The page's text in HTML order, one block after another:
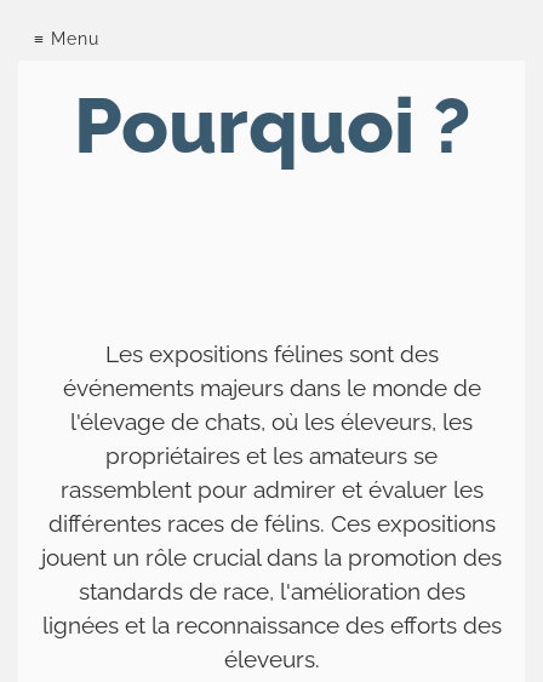
Chatterie
chats
expositions
Actualités
Le
Menu
Pourquoi ?
Les expositions félines sont des
événements majeurs dans le monde de
l'élevage de chats, où les éleveurs, les
propriétaires et les amateurs se
rassemblent pour admirer et évaluer les
différentes races de félins. Ces expositions
jouent un rôle crucial dans la promotion des
standards de race, l'amélioration des
lignées et la reconnaissance des efforts des
éleveurs.